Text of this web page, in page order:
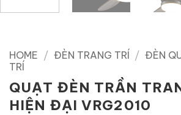
HOME / ĐÈN TRANG TRÍ / ĐÈN
TRÍ
QUẠT ĐÈN TRẦN
HIỆN ĐẠI VRG2010